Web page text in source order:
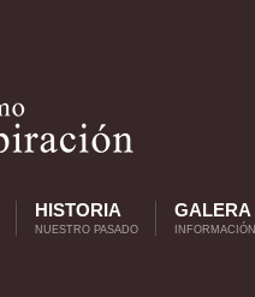
HISTORIA
NUESTRO PASADO
GALERA
INFORMACIÓN